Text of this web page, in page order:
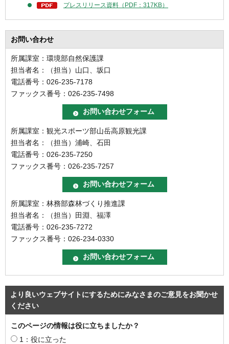
プレスリリース資料（PDF：317KB）
お問い合わせ
所属課室：環境部自然保護課
担当者名：（担当）山口、坂口
電話番号：026-235-7178
ファックス番号：026-235-7498
所属課室：観光スポーツ部山岳高原観光課
担当者名：（担当）浦崎、石田
電話番号：026-235-7250
ファックス番号：026-235-7257
所属課室：林務部森林づくり推進課
担当者名：（担当）田淵、福澤
電話番号：026-235-7272
ファックス番号：026-234-0330
より良いウェブサイトにするためにみなさまのご意見をお聞かせ
ください
このページの情報は役に立ちましたか？
1：役に立った